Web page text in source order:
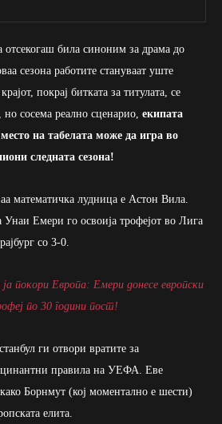
отсекогаш била синоним за драма до
сезона работите стануваат уште
покрај битката за титулата, се
но сосема реално сценарио, екипата
на табелата може да игра во
следната сезона!
математичка лудница е Астон Вила.
Унаи Емери го освоија трофејот во Лига
со 3-0.
покори Европа: Емери донесе европски
по 30 години пост!
ги отвори вратите за
правила на УЕФА. Еве
Борнмут (кој моментално е шести)
елита.